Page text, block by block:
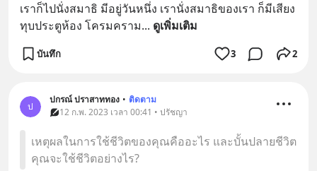
เราก็ไปนั่งสมาธิ มีอยู่วันหนึ่ง เรานั่งสมาธิของเรา ก็มีเสียง
ทุบประตูห้อง โครมคราม... ดูเพิ่มเติม
บันทึก 3 2
ป
ปกรณ์ ปราสาททอง • ติดตาม
12 ก.พ. 2023 เวลา 00:41 • ปรัชญา
เหตุผลในการใช้ชีวิตของคุณคืออะไร และบั้นปลายชีวิต
คุณจะใช้ชีวิตอย่างไร?